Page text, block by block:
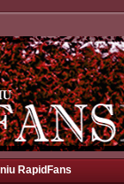
RapidFans